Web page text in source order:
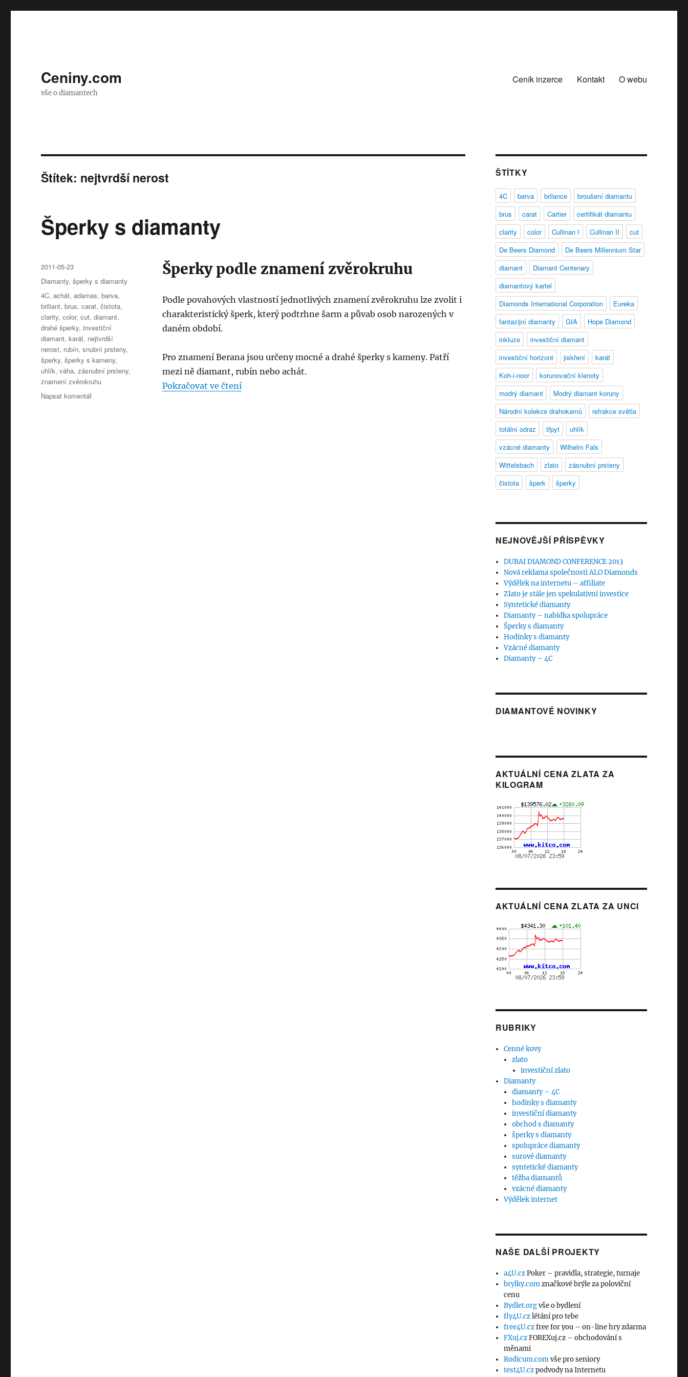
Ceniny.com
vše o diamantech
Ceník inzerce Kontakt O webu
Štítek: nejtvrdší nerost
Šperky s diamanty
Šperky podle znamení zvěrokruhu
Podle povahových vlastností jednotlivých znamení zvěrokruhu lze zvolit i
charakteristický šperk, který podtrhne šarm a půvab osob narozených v
daném období.
Pro znamení Berana jsou určeny mocné a drahé šperky s kameny. Patří
mezi ně diamant, rubín nebo achát.
Pokračovat ve čtení„Šperky s diamanty“
Publikováno:
2011-05-23
Rubriky:
Diamanty,šperky s diamanty
Štítky:
4C,achát,adamas,barva,
briliant,brus,carat,čistota,
clarity,color,cut,diamant,
drahé šperky,investiční
diamant,karát, nejtvrdší
nerost, rubín,snubní prsteny,
šperky,šperky s kameny,
uhlík,váha,zásnubní prsteny,
znamení zvěrokruhu
Napsat komentářpro
ŠTÍTKY
4C barva brilance
broušení diamantu
brus
carat Cartier
certifikát diamantu
clarity
color Cullinan I Cullinan II
cut
De Beers Diamond
De Beers Millennium Star
diamant
Diamant Centenary
diamantový kartel
Diamonds International Corporation
Eureka
fantazijní diamanty
GIA
Hope Diamond
inkluze
investiční diamant
investiční horizont
jiskření
karát
Koh-i-noor
korunovační klenoty
modrý diamant
Modrý diamant koruny
Národní kolekce drahokamů
refrakce světla
totální odraz
třpyt
uhlík
vzácné diamanty
Wilhelm Fals
Wittelsbach
zlato
zásnubní prsteny
čistota
šperk šperky
NEJNOVĚJŠÍ PŘÍSPĚVKY
DUBAI DIAMOND CONFERENCE 2013
Nová reklama společnosti ALO Diamonds
Výdělek na internetu – affiliate
Zlato je stále jen spekulativní investice
Syntetické diamanty
Diamanty – nabídka spolupráce
Šperky s diamanty
Hodinky s diamanty
Vzácné diamanty
Diamanty – 4C
DIAMANTOVÉ NOVINKY
AKTUÁLNÍ CENA ZLATA ZA
KILOGRAM
AKTUÁLNÍ CENA ZLATA ZA UNCI
RUBRIKY
Cenné kovy
zlato
investiční zlato
Diamanty
diamanty – 4C
hodinky s diamanty
investiční diamanty
obchod s diamanty
šperky s diamanty
spolupráce diamanty
surové diamanty
syntetické diamanty
těžba diamantů
vzácné diamanty
Výdělek internet
NAŠE DALŠÍ PROJEKTY
a4U.czPoker – pravidla, strategie, turnaje
brylky.comznačkové brýle za poloviční
cenu
Bydlet.orgvše o bydlení
fly4U.czlétání pro tebe
free4U.czfree for you – on-line hry zdarma
FXuj.czFOREXuj.cz – obchodování s
měnami
Rodicum.comvše pro seniory
test4U.czpodvody na Internetu